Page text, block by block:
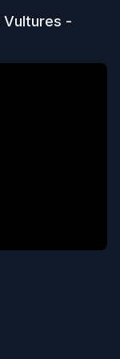
Vultures -